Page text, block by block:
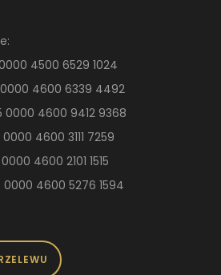
4500 6529 1024
4600 6339 4492
0000 4600 9412 9368
4600 3111 7259
4600 2101 1515
0000 4600 5276 1594